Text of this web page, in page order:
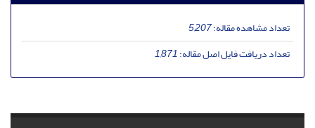
تعداد مشاهده مقاله:5,207
تعداد دریافت فایل اصل مقاله:1,871